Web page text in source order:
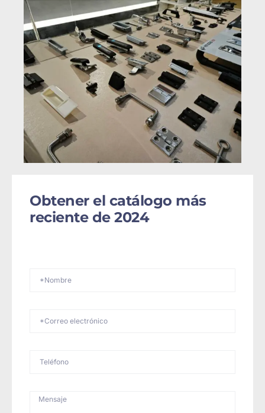
Obtener el catálogo más
reciente de 2024